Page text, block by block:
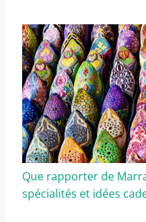
Que rapporter de
spécialités et idées